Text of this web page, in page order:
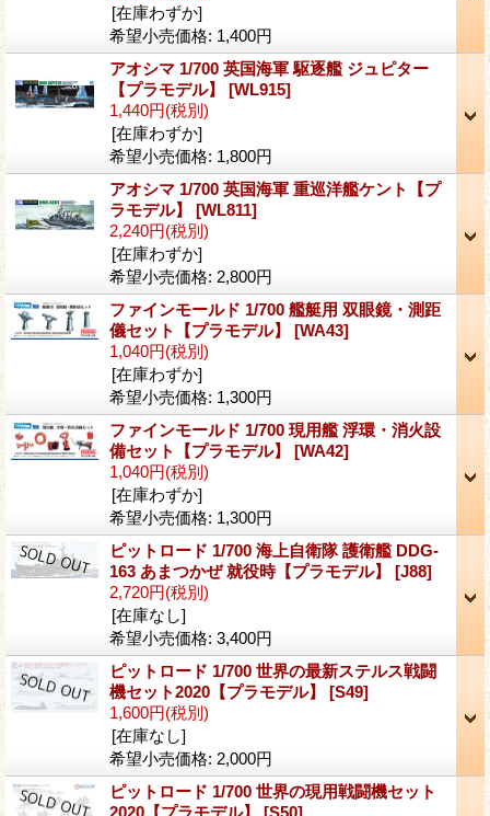
[在庫わずか]
希望小売価格: 1,400円
アオシマ 1/700 英国海軍 駆逐艦 ジュピター
【プラモデル】 [WL915]
1,440円(税別)
[在庫わずか]
希望小売価格: 1,800円
アオシマ 1/700 英国海軍 重巡洋艦ケント【プ
ラモデル】 [WL811]
2,240円(税別)
[在庫わずか]
希望小売価格: 2,800円
ファインモールド 1/700 艦艇用 双眼鏡・測距
儀セット【プラモデル】 [WA43]
1,040円(税別)
[在庫わずか]
希望小売価格: 1,300円
ファインモールド 1/700 現用艦 浮環・消火設
備セット【プラモデル】 [WA42]
1,040円(税別)
[在庫わずか]
希望小売価格: 1,300円
ピットロード 1/700 海上自衛隊 護衛艦 DDG-
163 あまつかぜ 就役時【プラモデル】 [J88]
2,720円(税別)
[在庫なし]
希望小売価格: 3,400円
ピットロード 1/700 世界の最新ステルス戦闘
機セット2020【プラモデル】 [S49]
1,600円(税別)
[在庫なし]
希望小売価格: 2,000円
ピットロード 1/700 世界の現用戦闘機セット
2020【プラモデル】 [S50]